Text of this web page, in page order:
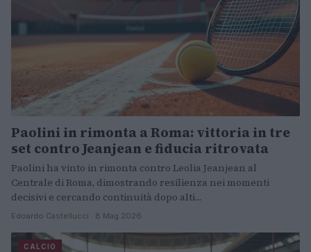
Paolini in rimonta a Roma: vittoria in tre
set contro Jeanjean e fiducia ritrovata
Paolini ha vinto in rimonta contro Leolia Jeanjean al
Centrale di Roma, dimostrando resilienza nei momenti
decisivi e cercando continuità dopo alti…
Edoardo Castellucci · 8 Mag 2026
CALCIO